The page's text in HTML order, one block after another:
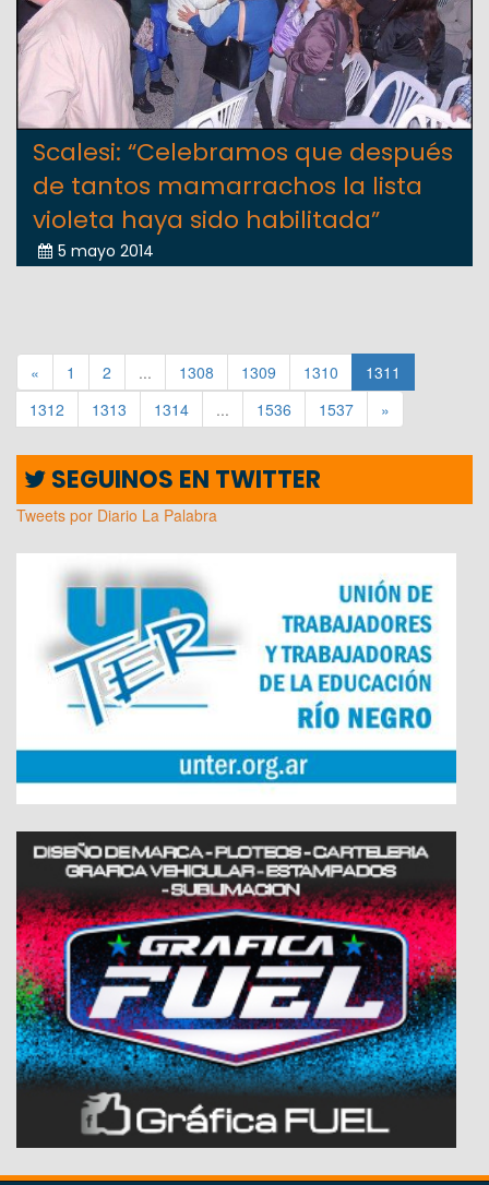
Scalesi: “Celebramos que después
de tantos mamarrachos la lista
violeta haya sido habilitada”
5 mayo 2014
« 1 2 ... 1308 1309 1310
1311
1312
1313 1314 ... 1536 1537 »
SEGUINOS EN TWITTER
Tweets por Diario La Palabra